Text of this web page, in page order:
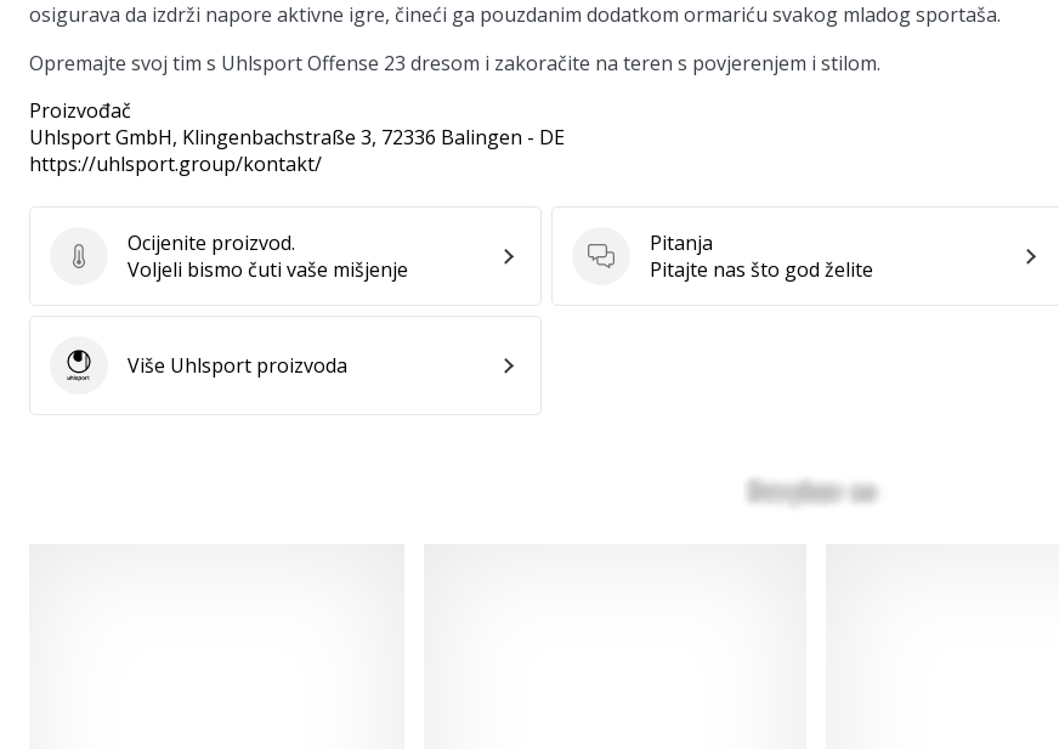
osigurava da izdrži napore aktivne igre, čineći ga pouzdanim dodatkom ormariću svakog mladog sportaša.
Opremajte svoj tim s Uhlsport Offense 23 dresom i zakoračite na teren s povjerenjem i stilom.
Proizvođač
Uhlsport GmbH, Klingenbachstraße 3, 72336 Balingen - DE
https://uhlsport.group/kontakt/
Ocijenite proizvod.
Ocijenite proizvod.
Voljeli bismo čuti vaše mišjenje
Pitanja
Pitanja
Pitajte nas što god želite
UhlsportViše Uhlsport proizvoda